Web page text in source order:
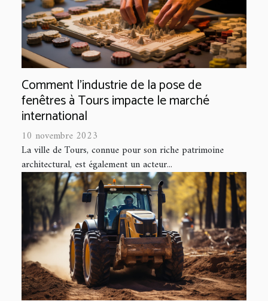
Comment l'industrie de la pose de
fenêtres à Tours impacte le marché
international
10 novembre 2023
La ville de Tours, connue pour son riche patrimoine
architectural, est également un acteur...